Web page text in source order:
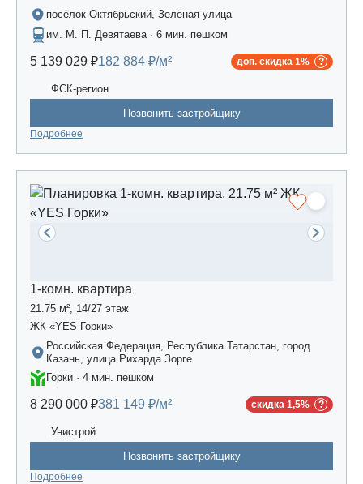
посёлок Октябрьский, Зелёная улица
им. М. П. Девятаева · 6 мин. пешком
5 139 029 ₽182 884 ₽/м² доп. скидка 1%
ФСК-регион
Позвонить застройщику
Подробнее
1-комн. квартира
21.75 м², 14/27 этаж
ЖК «YES Горки»
Российская Федерация, Республика Татарстан, город
Казань, улица Рихарда Зорге
Горки · 4 мин. пешком
8 290 000 ₽381 149 ₽/м² скидка 1,5%
Унистрой
Позвонить застройщику
Подробнее